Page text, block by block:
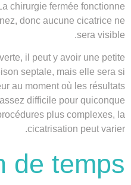
chirurgie fermée fonctionne
donc aucune cicatrice ne
sera visible.
il peut y avoir une petite
septale, mais elle sera si
au moment où les résultats
difficile pour quiconque
plus complexes, la
cicatrisation peut varier.
de temps